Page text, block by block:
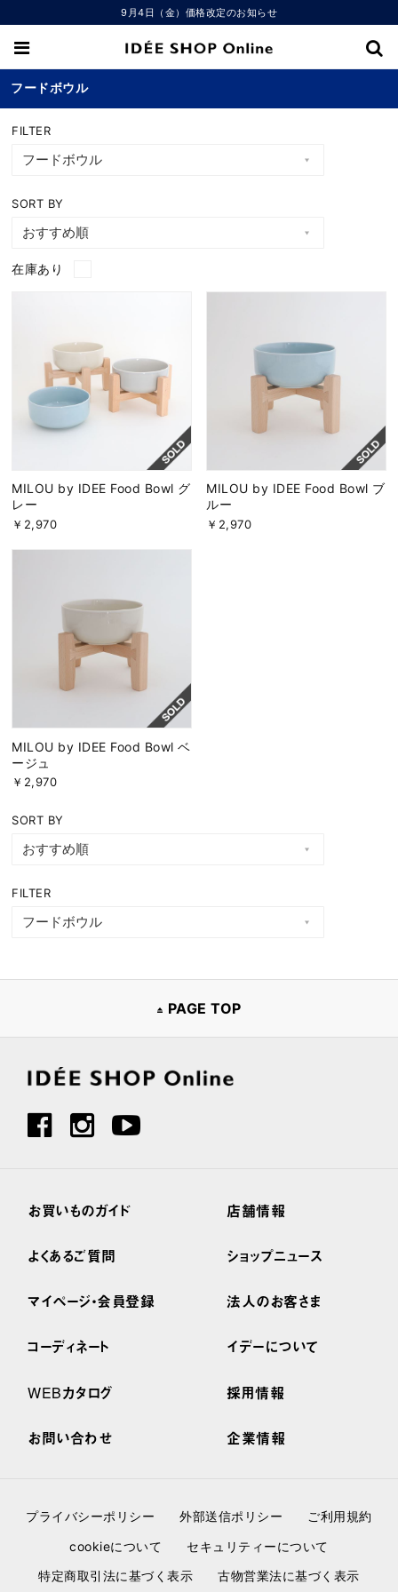
9月4日（金）価格改定のお知らせ
フードボウル
FILTER
SORT BY
在庫あり
MILOU by IDEE Food Bowl グ
レー
￥2,970
MILOU by IDEE Food Bowl ブ
ルー
￥2,970
MILOU by IDEE Food Bowl ベ
ージュ
￥2,970
SORT BY
FILTER
PAGE TOP
お買いものガイド
よくあるご質問
マイページ・会員登録
コーディネート
WEBカタログ
お問い合わせ
店舗情報
ショップニュース
法人のお客さま
イデーについて
採用情報
企業情報
プライバシーポリシー 外部送信ポリシー
ご利用規約
cookieについて
セキュリティーについて
特定商取引法に基づく表示
古物営業法に基づく表示